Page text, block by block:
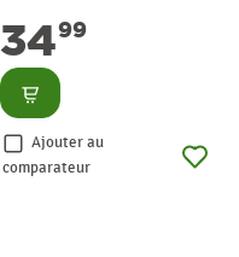
3499
Consulter
Ajouter au
comparateur